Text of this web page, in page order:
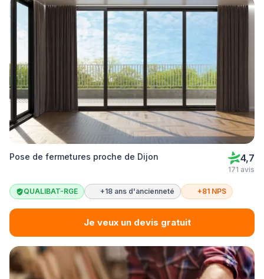
Pose de fermetures proche de Dijon 4,7
171 avis
QUALIBAT-RGE +18 ans d'ancienneté +81 NPS
Je veux un devis gratuit